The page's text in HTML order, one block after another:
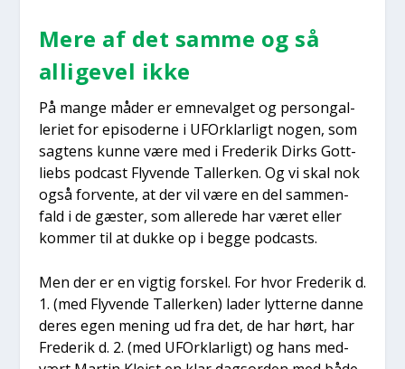
Mere af det sam­me og så
alli­ge­vel ikke
På man­ge måder er emne­val­get og per­son­gal­
le­ri­et for epi­so­der­ne i UFOr­klar­ligt nogen, som
sag­tens kun­ne være med i Fre­de­rik Dirks Gott­
liebs podcast Fly­ven­de Tal­ler­ken. Og vi skal nok
også for­ven­te, at der vil være en del sam­men­
fald i de gæster, som alle­re­de har været eller
kom­mer til at duk­ke op i beg­ge podcasts.
Men der er en vig­tig for­skel. For hvor Fre­de­rik d.
1. (med Fly­ven­de Tal­ler­ken) lader lyt­ter­ne dan­ne
deres egen mening ud fra det, de har hørt, har
Fre­de­rik d. 2. (med UFOr­klar­ligt) og hans med­